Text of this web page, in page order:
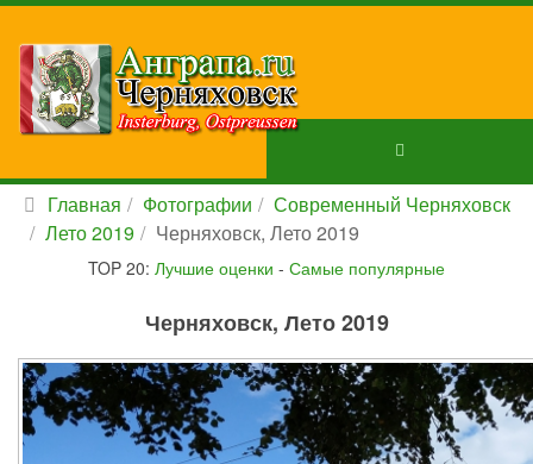
Главная Фотографии
Современный Черняховск
Лето 2019
Черняховск, Лето 2019
TOP 20: Лучшие оценки - Самые популярные
Черняховск, Лето 2019